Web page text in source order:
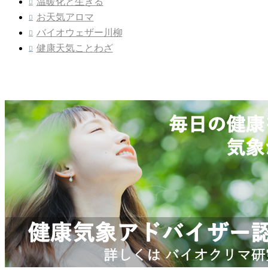

 お天気アロマ
 バイオウェザー川柳
 健康天気ことわざ